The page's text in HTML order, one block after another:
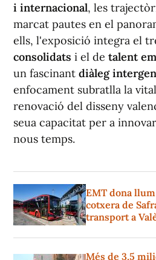
i internacional, les
marcat pautes en el
ells, l'exposició integra el
consolidats i el de talent
un fascinant diàleg
enfocament subratlla la
renovació del disseny
seua capacitat per a
nous temps.
EMT dona
cotxera de
transport a
Més de 3,5